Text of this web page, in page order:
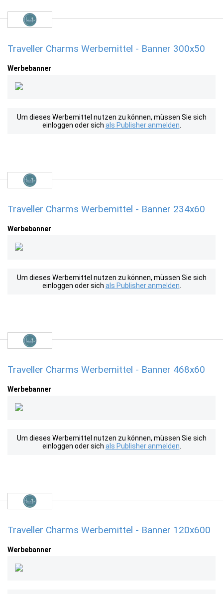
Traveller Charms Werbemittel - Banner 300x50
Werbebanner
Um dieses Werbemittel nutzen zu können, müssen Sie sich
einloggen oder sich als Publisher anmelden
Traveller Charms Werbemittel - Banner 234x60
Werbebanner
Um dieses Werbemittel nutzen zu können, müssen Sie sich
einloggen oder sich als Publisher anmelden
Traveller Charms Werbemittel - Banner 468x60
Werbebanner
Um dieses Werbemittel nutzen zu können, müssen Sie sich
einloggen oder sich als Publisher anmelden
Traveller Charms Werbemittel - Banner 120x600
Werbebanner